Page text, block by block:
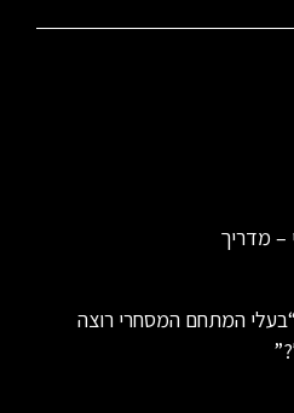
– מדריך
המתחם המסחרי רוצה